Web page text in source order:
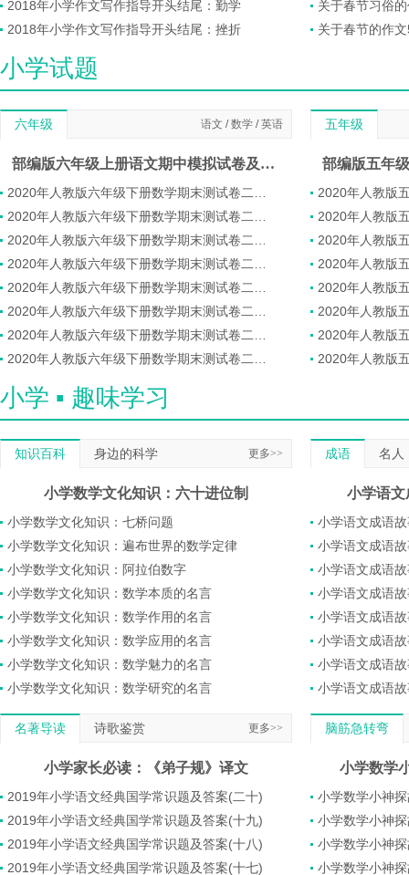
2018年小学作文写作指导开头结尾：勤学
2018年小学作文写作指导开头结尾：挫折
关于春节习俗
关于春节的作
小学试题
六年级 语文 /数学 /英语
部编版六年级上册语文期中模拟试卷及答案
五年级
小学 ▪ 趣味学习
知识百科 身边的科学 更多>>
小学数学文化知识：六十进位制
小学数学文化知识：七桥问题
小学数学文化知识：遍布世界的数学定律
小学数学文化知识：阿拉伯数字
小学数学文化知识：数学本质的名言
小学数学文化知识：数学作用的名言
小学数学文化知识：数学应用的名言
小学数学文化知识：数学魅力的名言
小学数学文化知识：数学研究的名言
成语 名人
小学语文
小学语文成语
小学语文成语
小学语文成语
小学语文成语
小学语文成语
小学语文成语
小学语文成语
小学语文成语
名著导读 诗歌鉴赏 更多>>
小学家长必读：《弟子规》译文
2019年小学语文经典国学常识题及答案(二十)
2019年小学语文经典国学常识题及答案(十九)
2019年小学语文经典国学常识题及答案(十八)
2019年小学语文经典国学常识题及答案(十七)
脑筋急转弯
小学数学
小学数学小神
小学数学小神
小学数学小神
小学数学小神